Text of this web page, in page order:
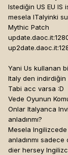
Istediğin US EU
mesela ITalyinki su
Mythic Patch
Yani Us kullanan
Italy den
Tabi acc varsa :D
Vede Oyunun
Onlar Italyanca
anladınmı?
Mesela
anladınmı
dier hersey